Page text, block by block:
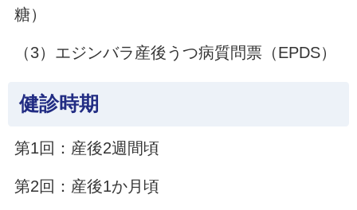
糖）
（3）エジンバラ産後うつ病質問票（EPDS）
健診時期
第1回：産後2週間頃
第2回：産後1か月頃